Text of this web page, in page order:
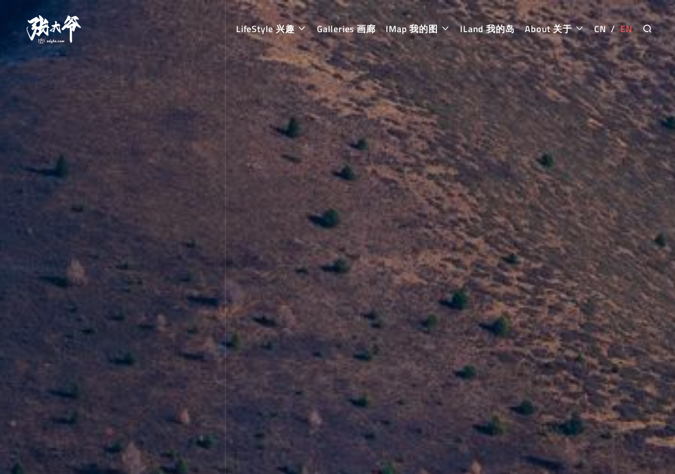
LifeStyle 兴趣 Galleries 画廊 IMap 我的图 ILand 我的岛 About 关于 CN/EN